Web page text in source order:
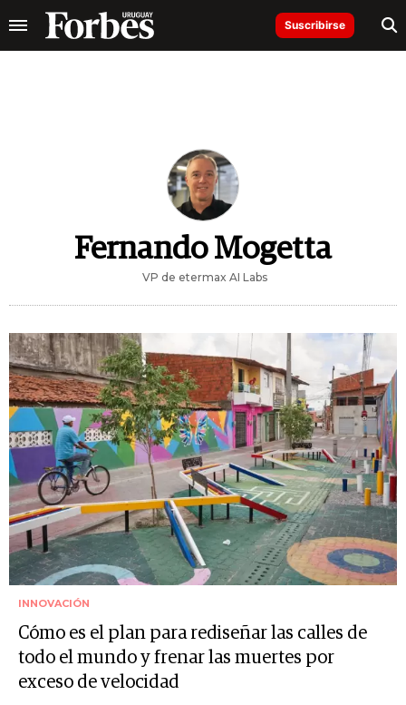
Suscribirse
Fernando Mogetta
VP de etermax AI Labs
INNOVACIÓN
Cómo es el plan para rediseñar las calles de
todo el mundo y frenar las muertes por
exceso de velocidad